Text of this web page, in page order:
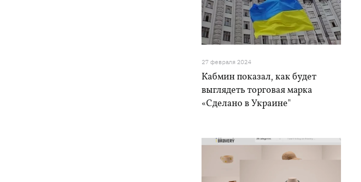
27 февраля 2024
Кабмин показал, как будет
выглядеть торговая марка
«Сделано в Украине"